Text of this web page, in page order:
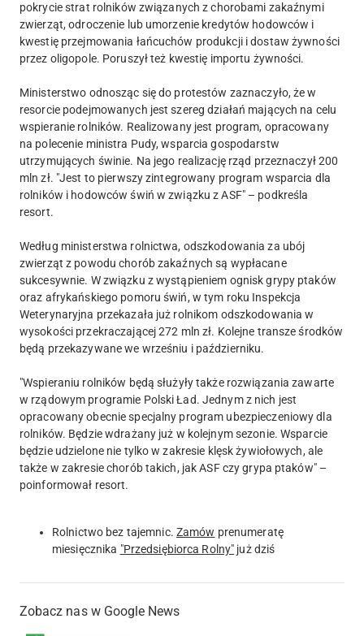
pokrycie strat rolników związanych z chorobami zakaźnymi
zwierząt, odroczenie lub umorzenie kredytów hodowców i
kwestię przejmowania łańcuchów produkcji i dostaw żywności
przez oligopole. Poruszył też kwestię importu żywności.
Ministerstwo odnosząc się do protestów zaznaczyło, że w
resorcie podejmowanych jest szereg działań mających na celu
wspieranie rolników. Realizowany jest program, opracowany
na polecenie ministra Pudy, wsparcia gospodarstw
utrzymujących świnie. Na jego realizację rząd przeznaczył 200
mln zł. "Jest to pierwszy zintegrowany program wsparcia dla
rolników i hodowców świń w związku z ASF" – podkreśla
resort.
Według ministerstwa rolnictwa, odszkodowania za ubój
zwierząt z powodu chorób zakaźnych są wypłacane
sukcesywnie. W związku z wystąpieniem ognisk grypy ptaków
oraz afrykańskiego pomoru świń, w tym roku Inspekcja
Weterynaryjna przekazała już rolnikom odszkodowania w
wysokości przekraczającej 272 mln zł. Kolejne transze środków
będą przekazywane we wrześniu i październiku.
"Wspieraniu rolników będą służyły także rozwiązania zawarte
w rządowym programie Polski Ład. Jednym z nich jest
opracowany obecnie specjalny program ubezpieczeniowy dla
rolników. Będzie wdrażany już w kolejnym sezonie. Wsparcie
będzie udzielone nie tylko w zakresie klęsk żywiołowych, ale
także w zakresie chorób takich, jak ASF czy grypa ptaków" –
poinformował resort.
Rolnictwo bez tajemnic. Zamów prenumeratę
miesięcznika "Przedsiębiorca Rolny" już dziś
Zobacz nas w Google News